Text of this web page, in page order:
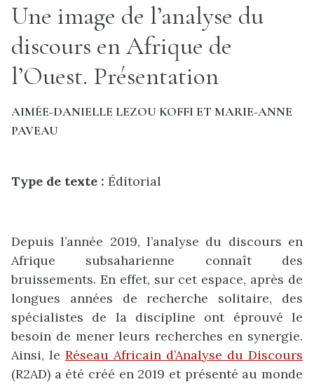
Une image de l’analyse du
discours en Afrique de
l’Ouest. Présentation
AIMÉE-DANIELLE LEZOU KOFFI ET MARIE-ANNE
PAVEAU
Type de texte : Éditorial
Depuis l’année 2019, l’analyse du discours en
Afrique subsaharienne connaît des
bruissements. En effet, sur cet espace, après de
longues années de recherche solitaire, des
spécialistes de la discipline ont éprouvé le
besoin de mener leurs recherches en synergie.
Ainsi, le Réseau Africain d’Analyse du Discours
(R2AD) a été créé en 2019 et présenté au monde